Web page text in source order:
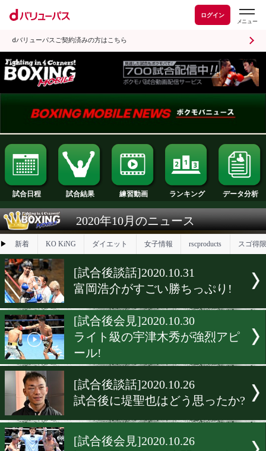
ログイン
dバリューパスご契約済みの方はこちら
試合日程 試合結果 練習動画 ランキング
2020年10月のニュース
▶ 新着 KO KiNG ダイエット 女子情報
[試合後談話]2020.10.31
富岡浩介がすごい勝ちっぷ
[試合後会見]2020.10.30
ライト級の宇津木秀が強烈
ール!